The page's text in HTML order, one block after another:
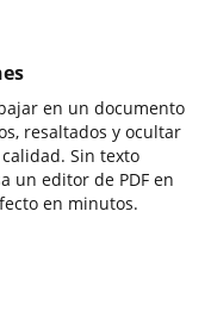
en un documento
resaltados y ocultar
Sin texto
un editor de PDF en
en minutos.